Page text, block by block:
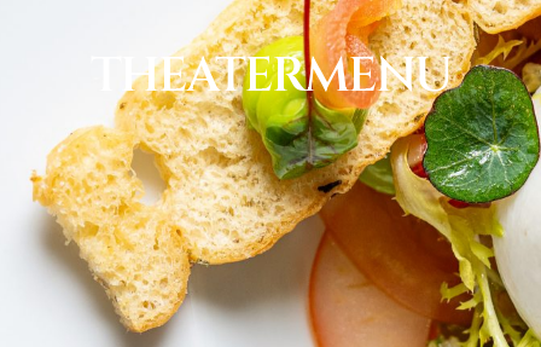
THEATERMENU